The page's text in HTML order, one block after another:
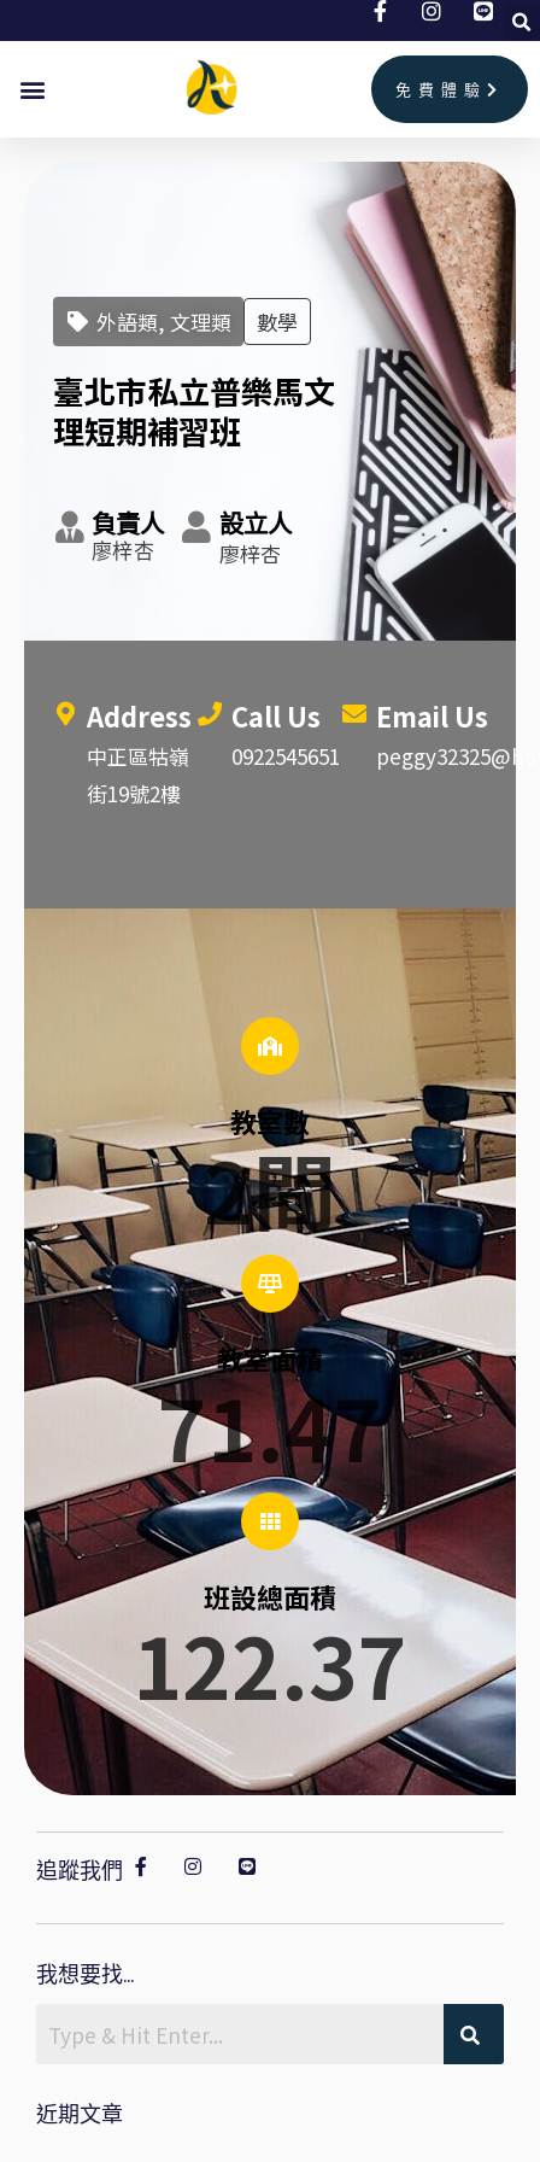
免費體驗
外語類, 文理類 數學
臺北市私立普樂馬文
理短期補習班
負責人
廖梓杏
設立人
廖梓杏
Address
中正區牯嶺
街19號2樓
Call Us
0922545651
Email Us
2間
教室數
教室面積
71.47
班設總面積
122.37
追蹤我們
我想要找...
近期文章